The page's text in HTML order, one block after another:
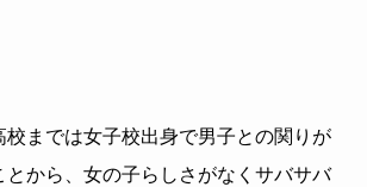
校までは女子校出身で男子との関りが
とから、女の子らしさがなくサバサバ